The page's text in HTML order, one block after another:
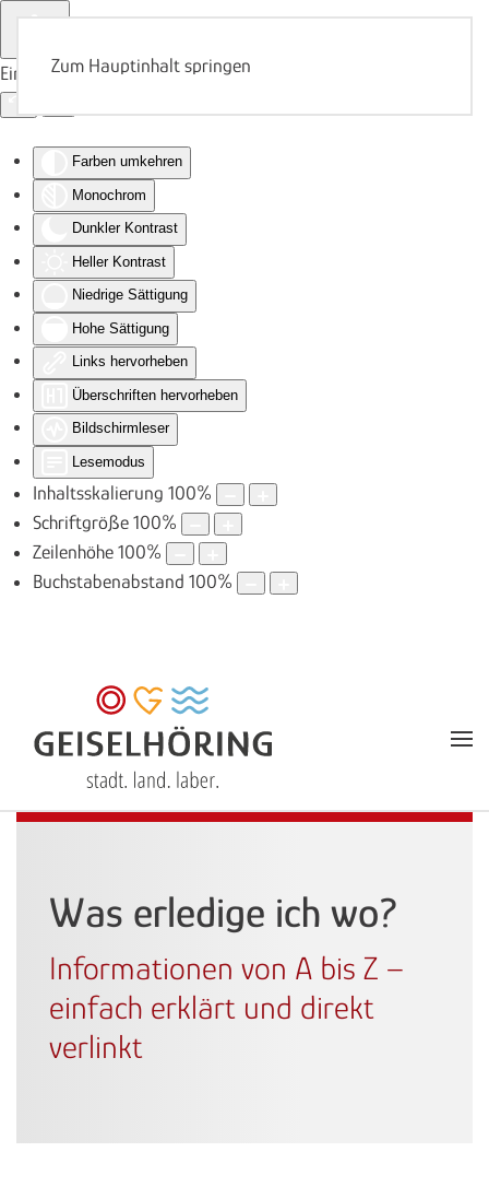
Eingabehilfen öffnen
Farben umkehren
Monochrom
Dunkler Kontrast
Heller Kontrast
Niedrige Sättigung
Hohe Sättigung
Links hervorheben
Überschriften hervorheben
Bildschirmleser
Lesemodus
Inhaltsskalierung 100%
Schriftgröße 100%
Zeilenhöhe 100%
Buchstabenabstand 100%
Zum Hauptinhalt springen
Was erledige ich wo?
Informationen von A bis Z –
einfach erklärt und direkt
verlinkt